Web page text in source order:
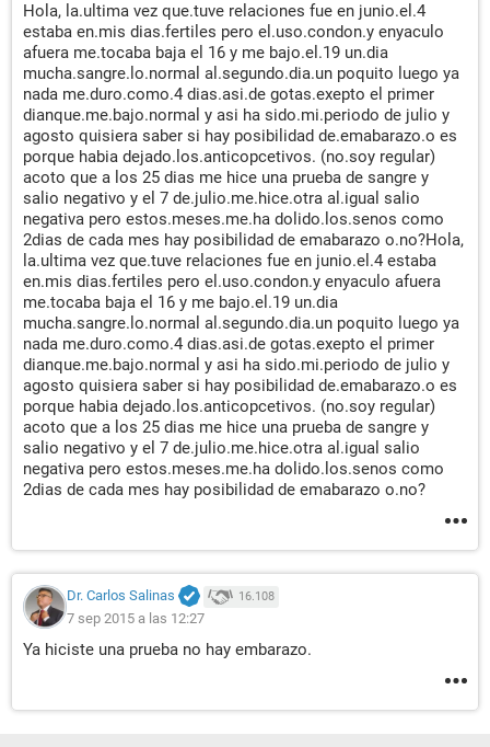
Hola, la.ultima vez que.tuve relaciones fue en junio.el.4
estaba en.mis dias.fertiles pero el.uso.condon.y enyaculo
afuera me.tocaba baja el 16 y me bajo.el.19 un.dia
mucha.sangre.lo.normal al.segundo.dia.un poquito luego ya
nada me.duro.como.4 dias.asi.de gotas.exepto el primer
dianque.me.bajo.normal y asi ha sido.mi.periodo de julio y
agosto quisiera saber si hay posibilidad de.emabarazo.o es
porque habia dejado.los.anticopcetivos. (no.soy regular)
acoto que a los 25 dias me hice una prueba de sangre y
salio negativo y el 7 de.julio.me.hice.otra al.igual salio
negativa pero estos.meses.me.ha dolido.los.senos como
2dias de cada mes hay posibilidad de emabarazo o.no?Hola,
la.ultima vez que.tuve relaciones fue en junio.el.4 estaba
en.mis dias.fertiles pero el.uso.condon.y enyaculo afuera
me.tocaba baja el 16 y me bajo.el.19 un.dia
mucha.sangre.lo.normal al.segundo.dia.un poquito luego ya
nada me.duro.como.4 dias.asi.de gotas.exepto el primer
dianque.me.bajo.normal y asi ha sido.mi.periodo de julio y
agosto quisiera saber si hay posibilidad de.emabarazo.o es
porque habia dejado.los.anticopcetivos. (no.soy regular)
acoto que a los 25 dias me hice una prueba de sangre y
salio negativo y el 7 de.julio.me.hice.otra al.igual salio
negativa pero estos.meses.me.ha dolido.los.senos como
2dias de cada mes hay posibilidad de emabarazo o.no?
Dr. Carlos Salinas 16.108
7 sep 2015 a las 12:27
Ya hiciste una prueba no hay embarazo.